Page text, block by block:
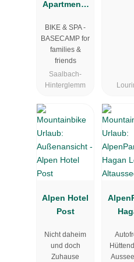
Apartments
Mehrwert"
BIKE & SPA -
BASECAMP for
families &
friends
Saalbach-
Hinterglemm
Alpen Hotel
Post
Nicht daheim
und doch
Zuhause